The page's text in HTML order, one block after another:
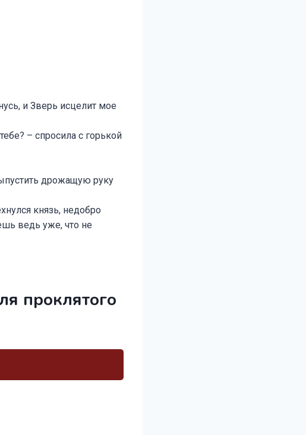
и Зверь исцелит мое
– спросила с горькой
дрожащую руку
князь, недобро
ведь уже, что не
проклятого